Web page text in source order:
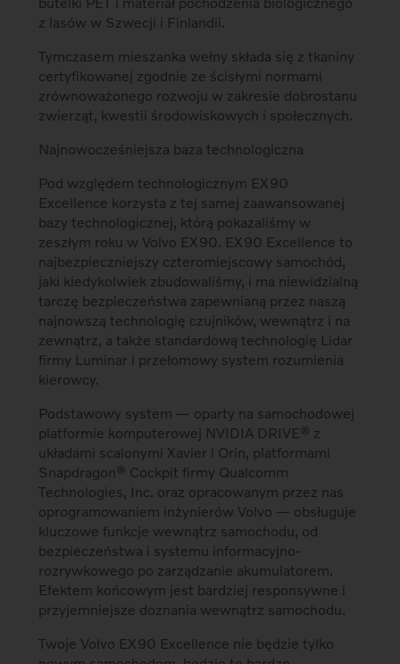
z lasów w Szwecji i Finlandii.
Tymczasem mieszanka wełny składa się z tkaniny
certyfikowanej zgodnie ze ścisłymi normami
zrównoważonego rozwoju w zakresie dobrostanu
zwierząt, kwestii środowiskowych i społecznych.
Najnowocześniejsza baza technologiczna
Pod względem technologicznym EX90
Excellence korzysta z tej samej zaawansowanej
bazy technologicznej, którą pokazaliśmy w
zeszłym roku w Volvo EX90. EX90 Excellence to
najbezpieczniejszy czteromiejscowy samochód,
jaki kiedykolwiek zbudowaliśmy, i ma niewidzialną
tarczę bezpieczeństwa zapewnianą przez naszą
najnowszą technologię czujników, wewnątrz i na
zewnątrz, a także standardową technologię Lidar
firmy Luminar i przełomowy system rozumienia
kierowcy.
Podstawowy system — oparty na samochodowej
platformie komputerowej NVIDIA DRIVE® z
układami scalonymi Xavier i Orin, platformami
Snapdragon® Cockpit firmy Qualcomm
Technologies, Inc. oraz opracowanym przez nas
oprogramowaniem inżynierów Volvo — obsługuje
kluczowe funkcje wewnątrz samochodu, od
bezpieczeństwa i systemu informacyjno-
rozrywkowego po zarządzanie akumulatorem.
Efektem końcowym jest bardziej responsywne i
przyjemniejsze doznania wewnątrz samochodu.
Twoje Volvo EX90 Excellence nie będzie tylko